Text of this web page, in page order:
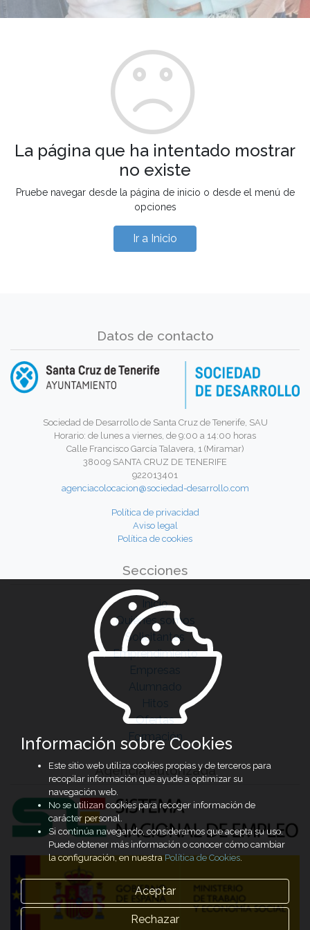
La página que ha intentado mostrar
no existe
Pruebe navegar desde la página de inicio o desde el menú de
opciones
Ir a Inicio
Datos de contacto
Sociedad de Desarrollo de Santa Cruz de Tenerife, SAU
Horario: de lunes a viernes, de 9:00 a 14:00 horas
Calle Francisco García Talavera, 1 (Miramar)
38009 SANTA CRUZ DE TENERIFE
922013401
agenciacolocacion@sociedad-desarrollo.com
Política de privacidad
Aviso legal
Política de cookies
Secciones
Inicio
Quiénes somos
Solicitantes
Emprendimiento
Empresas
Alumnado
Hitos
Ofertas
Formación
Agencia autorizada
Información sobre Cookies
Este sitio web utiliza cookies propias y de terceros para
recopilar información que ayude a optimizar su
navegación web.
No se utilizan cookies para recoger información de
carácter personal.
Si continúa navegando, consideramos que acepta su uso.
Puede obtener más información o conocer cómo cambiar
la configuración, en nuestraPolítica de Cookies.
Aceptar
Rechazar